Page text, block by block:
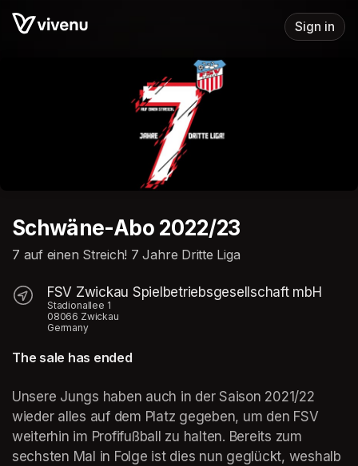
Skip header
Sign in
Schwäne-Abo 2022/23
7 auf einen Streich! 7 Jahre Dritte Liga
FSV Zwickau Spielbetriebsgesellschaft mbH
Stadionallee 1
08066 Zwickau
Germany
The sale has ended
Unsere Jungs haben auch in der Saison 2021/22
wieder alles auf dem Platz gegeben, um den FSV
weiterhin im Profifußball zu halten. Bereits zum
sechsten Mal in Folge ist dies nun geglückt, weshalb